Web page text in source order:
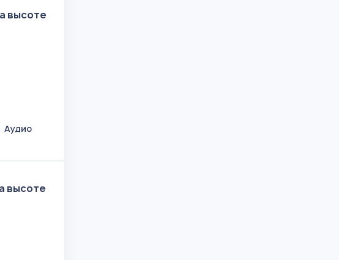
высоте
Аудио
высоте